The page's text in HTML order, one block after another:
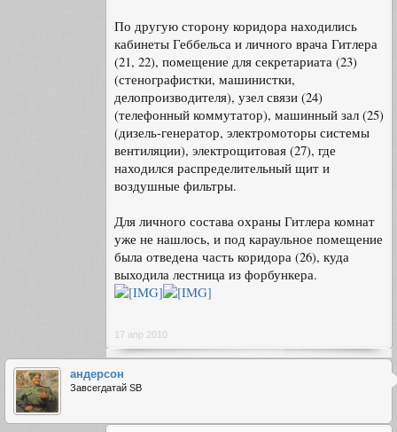
По другую сторону коридора находились
кабинеты Геббельса и личного врача Гитлера
(21, 22), помещение для секретариата (23)
(стенографистки, машинистки,
делопроизводителя), узел связи (24)
(телефонный коммутатор), машинный зал (25)
(дизель-генератор, электромоторы системы
вентиляции), электрощитовая (27), где
находился распределительный щит и
воздушные фильтры.
Для личного состава охраны Гитлера комнат
уже не нашлось, и под караульное помещение
была отведена часть коридора (26), куда
выходила лестница из форбункера.
17 апр 2010
андерсон
Завсегдатай SB